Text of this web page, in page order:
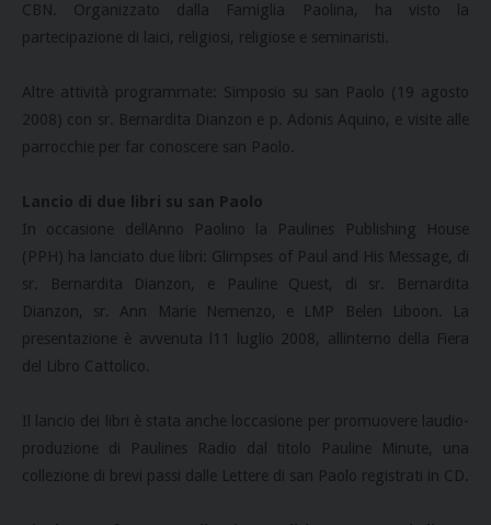
CBN. Organizzato dalla Famiglia Paolina, ha visto la
partecipazione di laici, religiosi, religiose e seminaristi.
Altre attività programmate: Simposio su san Paolo (19 agosto
2008) con sr. Bernardita Dianzon e p. Adonis Aquino, e visite alle
parrocchie per far conoscere san Paolo.
Lancio di due libri su san Paolo
In occasione dellAnno Paolino la Paulines Publishing House
(PPH) ha lanciato due libri: Glimpses of Paul and His Message, di
sr. Bernardita Dianzon, e Pauline Quest, di sr. Bernardita
Dianzon, sr. Ann Marie Nemenzo, e LMP Belen Liboon. La
presentazione è avvenuta l11 luglio 2008, allinterno della Fiera
del Libro Cattolico.
Il lancio dei libri è stata anche loccasione per promuovere laudio-
produzione di Paulines Radio dal titolo Pauline Minute, una
collezione di brevi passi dalle Lettere di san Paolo registrati in CD.